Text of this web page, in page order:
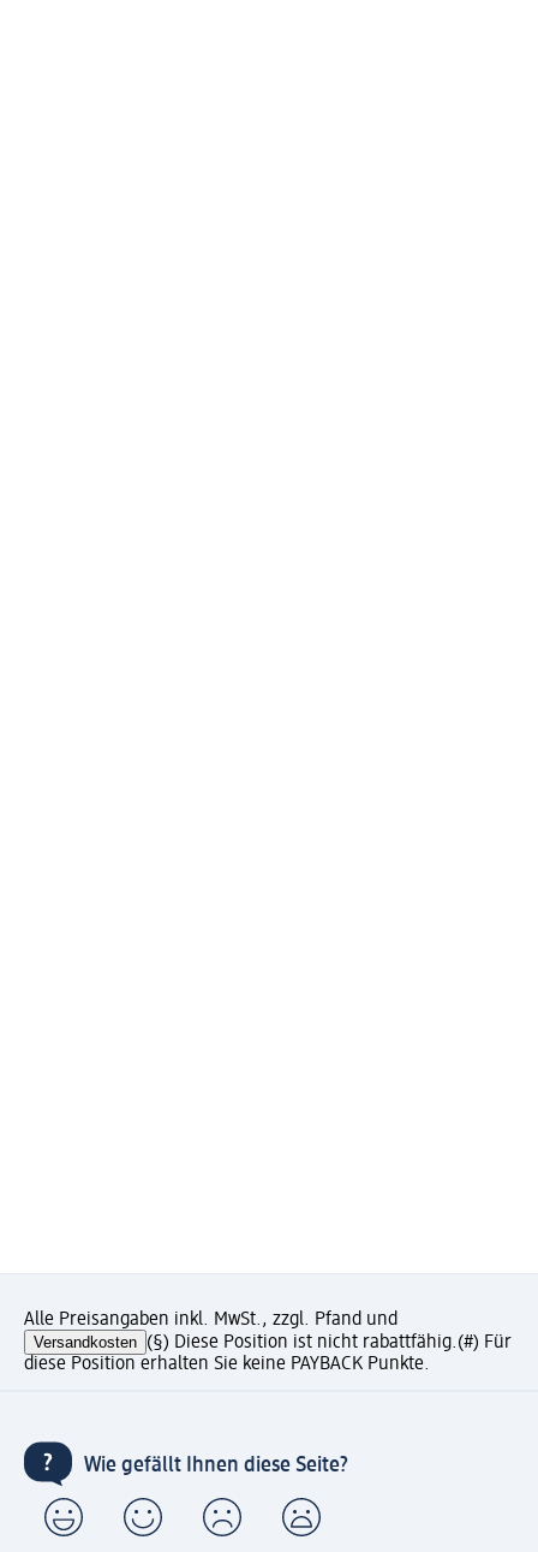
Alle Preisangaben inkl. MwSt., zzgl. Pfand und
Versandkosten (§) Diese Position ist nicht rabattfähig.(#) Für
diese Position erhalten Sie keine PAYBACK Punkte.
Wie gefällt Ihnen diese Seite?